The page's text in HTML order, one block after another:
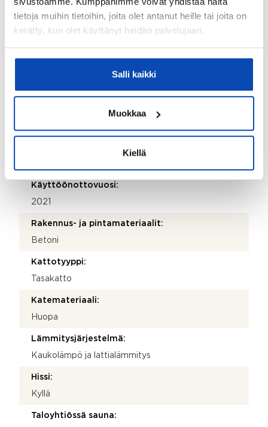
tietoja muihin tietoihin, joita olet antanut heille tai joita on
kerätty, kun olet käyttänyt heidän palvelujaan.
Salli kaikki
Muokkaa
Kiellä
Sähköposti:
olli-pekka.nissinen@kiinteistotahkola.fi
Isännöitsijäntodistuksen päivämäärä:
Käyttöönottovuosi:
2021
Rakennus- ja pintamateriaalit:
Betoni
Kattotyyppi:
Tasakatto
Katemateriaali:
Huopa
Lämmitysjärjestelmä:
Kaukolämpö ja lattialämmitys
Hissi:
Kyllä
Taloyhtiössä sauna: